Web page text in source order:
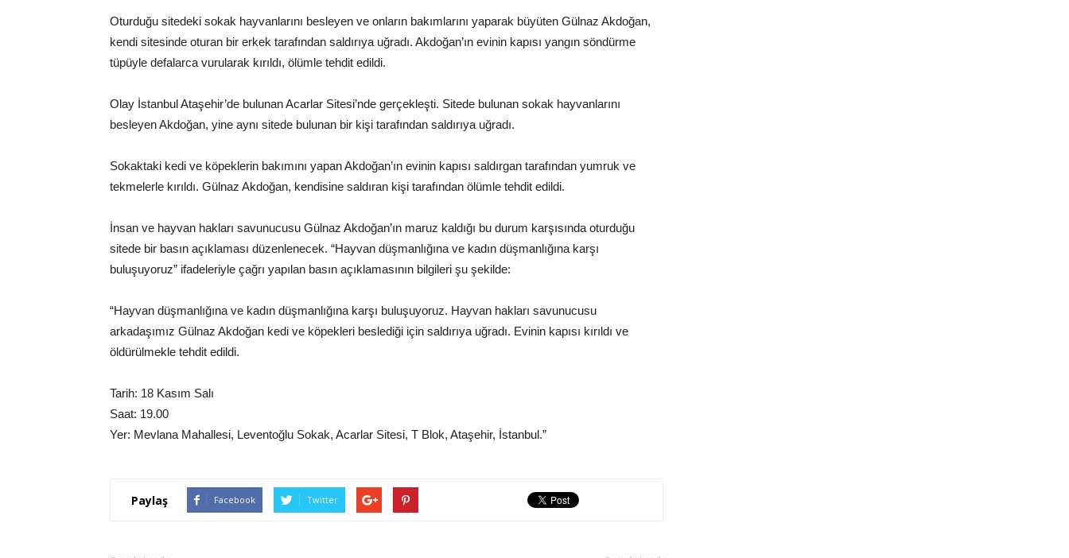
Oturduğu sitedeki sokak hayvanlarını besleyen ve onların bakımlarını yaparak büyüten Gülnaz Akdoğan,
kendi sitesinde oturan bir erkek tarafından saldırıya uğradı. Akdoğan’ın evinin kapısı yangın söndürme
tüpüyle defalarca vurularak kırıldı, ölümle tehdit edildi.
Olay İstanbul Ataşehir’de bulunan Acarlar Sitesi’nde gerçekleşti. Sitede bulunan sokak hayvanlarını
besleyen Akdoğan, yine aynı sitede bulunan bir kişi tarafından saldırıya uğradı.
Sokaktaki kedi ve köpeklerin bakımını yapan Akdoğan’ın evinin kapısı saldırgan tarafından yumruk ve
tekmelerle kırıldı. Gülnaz Akdoğan, kendisine saldıran kişi tarafından ölümle tehdit edildi.
İnsan ve hayvan hakları savunucusu Gülnaz Akdoğan’ın maruz kaldığı bu durum karşısında oturduğu
sitede bir basın açıklaması düzenlenecek. “Hayvan düşmanlığına ve kadın düşmanlığına karşı
buluşuyoruz” ifadeleriyle çağrı yapılan basın açıklamasının bilgileri şu şekilde:
“Hayvan düşmanlığına ve kadın düşmanlığına karşı buluşuyoruz. Hayvan hakları savunucusu
arkadaşımız Gülnaz Akdoğan kedi ve köpekleri beslediği için saldırıya uğradı. Evinin kapısı kırıldı ve
öldürülmekle tehdit edildi.
Tarih: 18 Kasım Salı
Saat: 19.00
Yer: Mevlana Mahallesi, Leventoğlu Sokak, Acarlar Sitesi, T Blok, Ataşehir, İstanbul.”
Paylaş Facebook Twitter